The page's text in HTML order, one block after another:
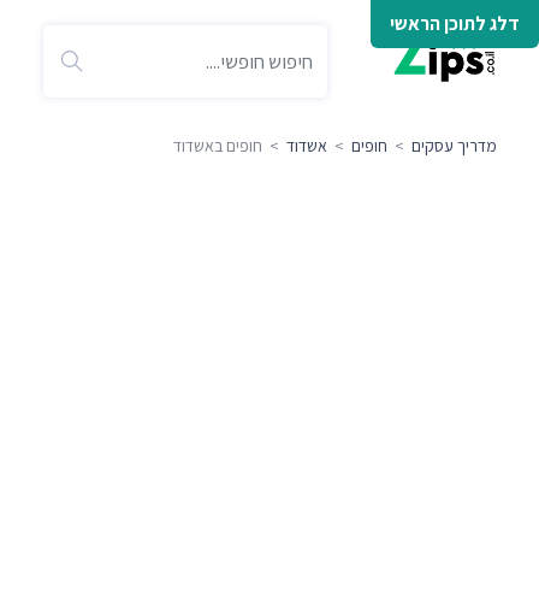
דלג לתוכן הראשי
מדריך עסקים > חופים > אשדוד > חופים באשדוד